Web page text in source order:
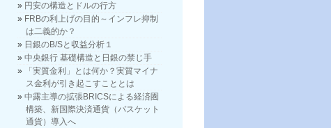
円安の構造とドルの行方
FRBの利上げの目的～インフレ抑制
は二義的か？
日銀のB/Sと収益分析１
中央銀行 基礎構造と日銀の禁じ手
「実質金利」とは何か？実質マイナ
ス金利が引き起こすこととは
中露主導の拡張BRICSによる経済圏
構築、新国際決済通貨（バスケット
通貨）導入へ